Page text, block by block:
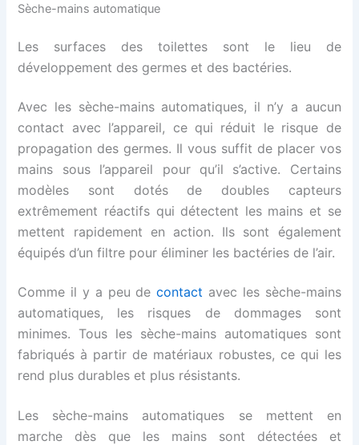
Sèche-mains automatique
Les surfaces des toilettes sont le lieu de
développement des germes et des bactéries.
Avec les sèche-mains automatiques, il n’y a aucun
contact avec l’appareil, ce qui réduit le risque de
propagation des germes. Il vous suffit de placer vos
mains sous l’appareil pour qu’il s’active. Certains
modèles sont dotés de doubles capteurs
extrêmement réactifs qui détectent les mains et se
mettent rapidement en action. Ils sont également
équipés d’un filtre pour éliminer les bactéries de l’air.
Comme il y a peu decontact avec les sèche-mains
automatiques, les risques de dommages sont
minimes. Tous les sèche-mains automatiques sont
fabriqués à partir de matériaux robustes, ce qui les
rend plus durables et plus résistants.
Les sèche-mains automatiques se mettent en
marche dès que les mains sont détectées et